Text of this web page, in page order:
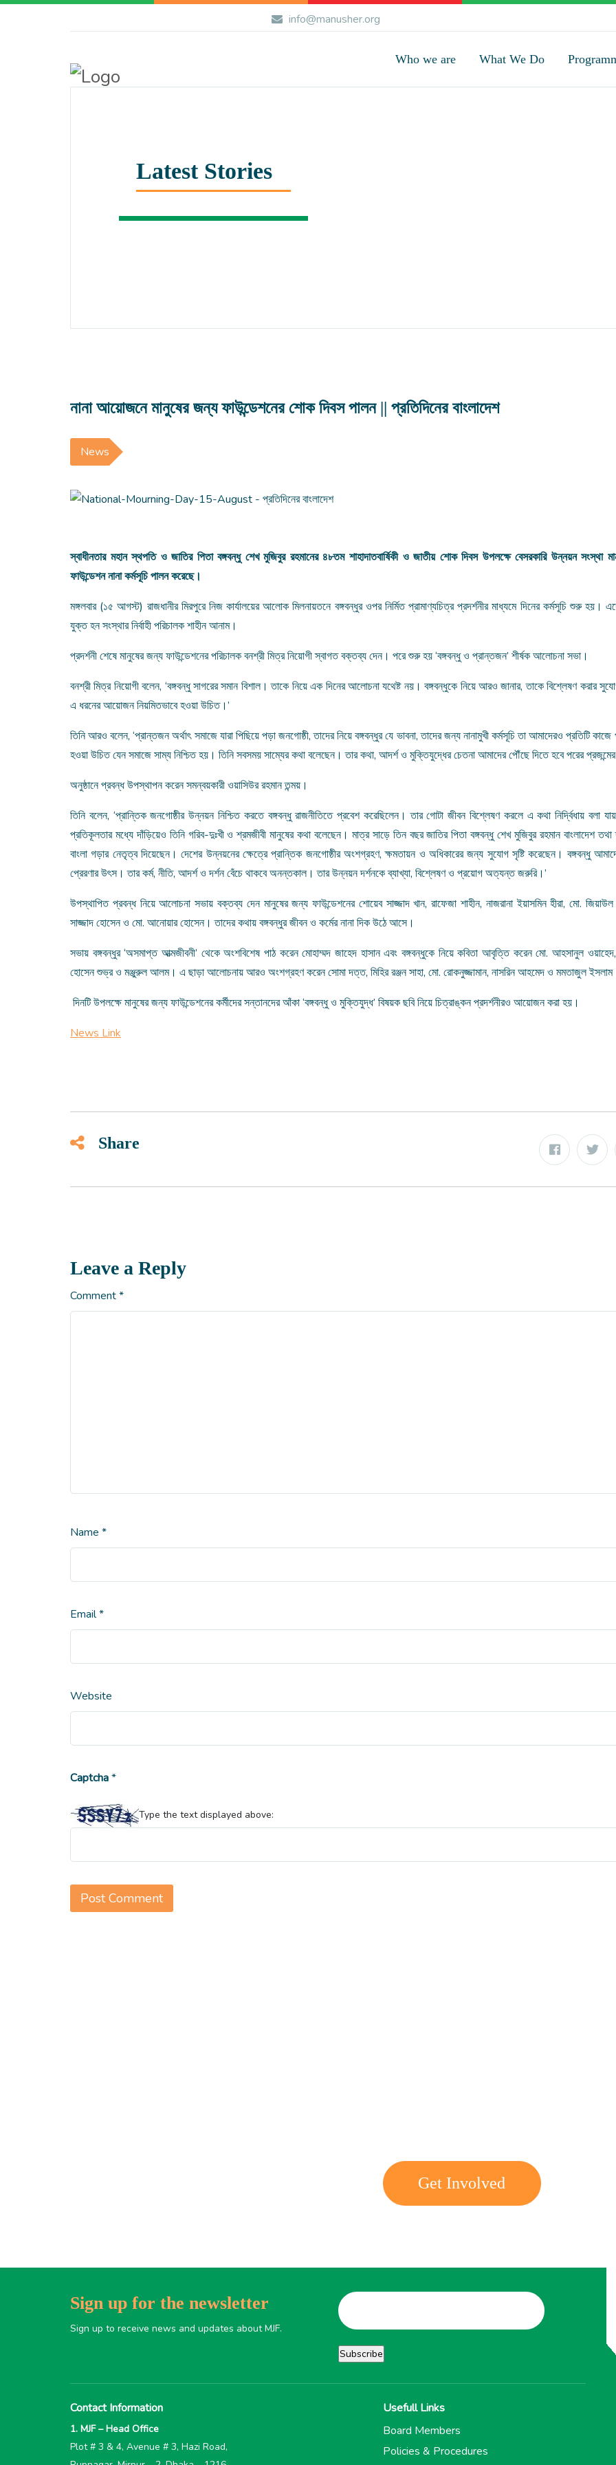
info@manusher.org
Who we are What We Do
Latest Stories
নানা আয়োজনে মানুষের জন্য ফাউন্ডেশনের শোক দিবস পালন || প্রতিদিনের বাংলাদেশ
News
স্বাধীনতার মহান স্থপতি ও জাতির পিতা বঙ্গবন্ধু শেখ মুজিবুর রহমানের ৪৮তম শাহাদাতবার্ষিকী ও জাতীয় শোক দিবস উপলক্ষে বেসরকারি উন্নয়ন সংস্থা
ফাউন্ডেশন নানা কর্মসূচি পালন করেছে।
মঙ্গলবার (১৫ আগস্ট) রাজধানীর মিরপুরে নিজ কার্যালয়ের আলোক মিলনায়তনে বঙ্গবন্ধুর ওপর নির্মিত প্রামাণ্যচিত্র প্রদর্শনীর মাধ্যমে দিনের কর্মসূচি শুরু হয়।
যুক্ত হন সংস্থার নির্বাহী পরিচালক শাহীন আনাম।
প্রদর্শনী শেষে মানুষের জন্য ফাউন্ডেশনের পরিচালক বনশ্রী মিত্র নিয়োগী স্বাগত বক্তব্য দেন। পরে শুরু হয় ‘বঙ্গবন্ধু ও প্রান্তজন’ শীর্ষক আলোচনা সভা।
বনশ্রী মিত্র নিয়োগী বলেন, ‘বঙ্গবন্ধু সাগরের সমান বিশাল। তাকে নিয়ে এক দিনের আলোচনা যথেষ্ট নয়। বঙ্গবন্ধুকে নিয়ে আরও জানার, তাকে বিশ্লেষণ করার
এ ধরনের আয়োজন নিয়মিতভাবে হওয়া উচিত।’
তিনি আরও বলেন, ‘প্রান্তজন অর্থাৎ সমাজে যারা পিছিয়ে পড়া জনগোষ্ঠী, তাদের নিয়ে বঙ্গবন্ধুর যে ভাবনা, তাদের জন্য নানামুখী কর্মসূচি তা আমাদেরও প্রতিটি
হওয়া উচিত যেন সমাজে সাম্য নিশ্চিত হয়। তিনি সবসময় সাম্যের কথা বলেছেন। তার কথা, আদর্শ ও মুক্তিযুদ্ধের চেতনা আমাদের পৌঁছে দিতে হবে পরের
অনুষ্ঠানে প্রবন্ধ উপস্থাপন করেন সমন্বয়কারী ওয়াসিউর রহমান তন্ময়।
তিনি বলেন, ‘প্রান্তিক জনগোষ্ঠীর উন্নয়ন নিশ্চিত করতে বঙ্গবন্ধু রাজনীতিতে প্রবেশ করেছিলেন। তার গোটা জীবন বিশ্লেষণ করলে এ কথা নির্দ্বিধায় বলা
প্রতিকূলতার মধ্যে দাঁড়িয়েও তিনি গরিব-দুঃখী ও শ্রমজীবী মানুষের কথা বলেছেন। মাত্র সাড়ে তিন বছর জাতির পিতা বঙ্গবন্ধু শেখ মুজিবুর রহমান বাংলাদেশ তথা
বাংলা গড়ার নেতৃত্ব দিয়েছেন। দেশের উন্নয়নের ক্ষেত্রে প্রান্তিক জনগোষ্ঠীর অংশগ্রহণ, ক্ষমতায়ন ও অধিকারের জন্য সুযোগ সৃষ্টি করেছেন। বঙ্গবন্ধু
প্রেরণার উৎস। তার কর্ম, নীতি, আদর্শ ও দর্শন বেঁচে থাকবে অনন্তকাল। তার উন্নয়ন দর্শনকে ব্যাখ্যা, বিশ্লেষণ ও প্রয়োগ অত্যন্ত জরুরি।’
উপস্থাপিত প্রবন্ধ নিয়ে আলোচনা সভায় বক্তব্য দেন মানুষের জন্য ফাউন্ডেশনের শোয়েব সাজ্জাদ খান, রাফেজা শাহীন, নাজরানা ইয়াসমিন হীরা, মো.
সাজ্জাদ হোসেন ও মো. আনোয়ার হোসেন। তাদের কথায় বঙ্গবন্ধুর জীবন ও কর্মের নানা দিক উঠে আসে।
সভায় বঙ্গবন্ধুর ‘অসমাপ্ত আত্মজীবনী’ থেকে অংশবিশেষ পাঠ করেন মোহাম্মদ জাহেদ হাসান এবং বঙ্গবন্ধুকে নিয়ে কবিতা আবৃত্তি করেন মো. আহসানুল
হোসেন শুভ্র ও মঞ্জুরুল আলম। এ ছাড়া আলোচনায় আরও অংশগ্রহণ করেন সোমা দত্ত, মিহির রঞ্জন সাহা, মো. রোকনুজ্জামান, নাসরিন আহমেদ ও মমতাজুল
দিনটি উপলক্ষে মানুষের জন্য ফাউন্ডেশনের কর্মীদের সন্তানদের আঁকা ‘বঙ্গবন্ধু ও মুক্তিযুদ্ধ’ বিষয়ক ছবি নিয়ে চিত্রাঙ্কন প্রদর্শনীরও আয়োজন করা হয়।
News Link
Share
Leave a Reply
Comment*
Name *
Email*
Website
Captcha*
Type the text displayed above:
Get Involved
Sign up for the newsletter
Sign up to receive news and updates about MJF.
Contact Information
1. MJF – Head Office
Plot # 3 & 4, Avenue # 3, Hazi Road,
Usefull Links
Board Members
Policies & Procedures